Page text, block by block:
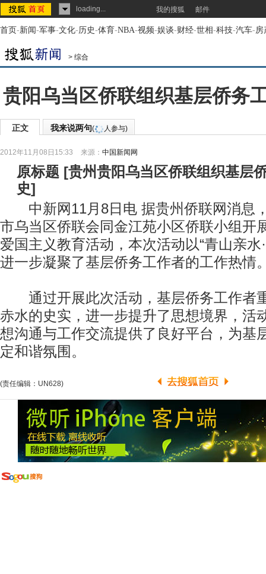
loading... 我的搜狐 邮件
首页-新闻-军事-文化-历史-体育-NBA-视频-娱谈-财经-世相-科技-汽车-房
> 综合
贵阳乌当区侨联组织基层侨务
正文 我来说两句( 人参与)
2012年11月08日15:33 来源： 中国新闻网
原标题 [贵州贵阳乌当区侨联组织基层
史]
中新网11月8日电 据贵州侨联网消息
市乌当区侨联会同金江苑小区侨联小组开
爱国主义教育活动，本次活动以“青山亲水
进一步凝聚了基层侨务工作者的工作热情
通过开展此次活动，基层侨务工作者
赤水的史实，进一步提升了思想境界，活
想沟通与工作交流提供了良好平台，为基
定和谐氛围。
(责任编辑：UN628)